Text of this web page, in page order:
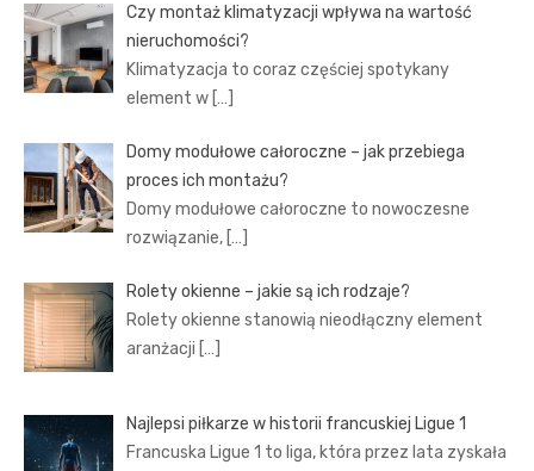
Czy montaż klimatyzacji wpływa na wartość
nieruchomości?
Klimatyzacja to coraz częściej spotykany
element w […]
Domy modułowe całoroczne – jak przebiega
proces ich montażu?
Domy modułowe całoroczne to nowoczesne
rozwiązanie, […]
Rolety okienne – jakie są ich rodzaje?
Rolety okienne stanowią nieodłączny element
aranżacji […]
Najlepsi piłkarze w historii francuskiej Ligue 1
Francuska Ligue 1 to liga, która przez lata zyskała